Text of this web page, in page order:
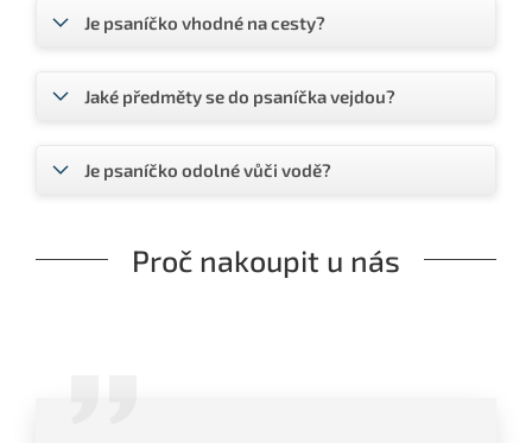
Je psaníčko vhodné na cesty?
Jaké předměty se do psaníčka vejdou?
Je psaníčko odolné vůči vodě?
Proč nakoupit u nás